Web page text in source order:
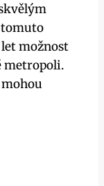
tomuto
možnost
metropoli.